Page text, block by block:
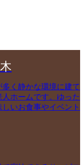
多く静かな環境に建て
ホームです。ゆった
いお食事やイベント